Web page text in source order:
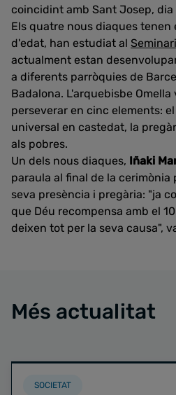
coincidint amb Sant Josep, dia
Els quatre nous diaques tenen
d'edat, han estudiat al
actualment estan
a diferents parròquies de
Badalona. L'arquebisbe Omella
perseverar en cinc elements:
universal en castedat, la
als pobres.
Un dels nous diaques, Iñaki
paraula al final de la cerimònia
seva presència i pregària: "ja
que Déu recompensa amb el
deixen tot per la seva causa",
Més actualitat
SOCIETAT